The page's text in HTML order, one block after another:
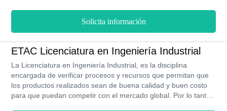
así como bolsa de empleo y forma parte de la Aliat
Universidades con más de 30 años de experiencia en la
formación de profesionales exitosos.
Solicita información
ETAC Licenciatura en Ingeniería Industrial
La Licenciatura en Ingeniería Industrial, es la disciplina
encargada de verificar procesos y recursos que permitan que
los productos realizados sean de buena calidad y buen costo
para que puedan competir con el mercado global. Por lo tanto,